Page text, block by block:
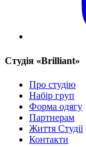
Cтудія «Brilliant»
Про студію
Набір груп
Форма одягу
Партнерам
Життя Студії
Контакти